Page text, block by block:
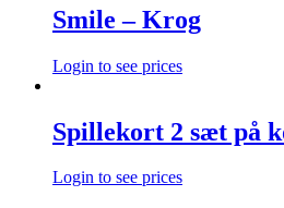
Smile – Krog
Login to see prices
Spillekort 2 sæt på
Login to see prices